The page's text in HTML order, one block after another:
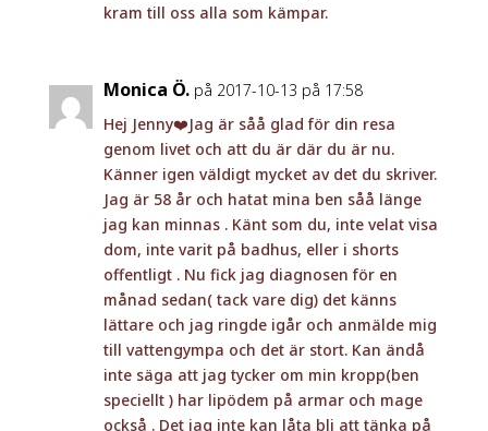
kram till oss alla som kämpar.
Monica Ö. på 2017-10-13 på 17:58
Hej Jenny❤️Jag är såå glad för din resa
genom livet och att du är där du är nu.
Känner igen väldigt mycket av det du skriver.
Jag är 58 år och hatat mina ben såå länge
jag kan minnas . Känt som du, inte velat visa
dom, inte varit på badhus, eller i shorts
offentligt . Nu fick jag diagnosen för en
månad sedan( tack vare dig) det känns
lättare och jag ringde igår och anmälde mig
till vattengympa och det är stort. Kan ändå
inte säga att jag tycker om min kropp(ben
speciellt ) har lipödem på armar och mage
också . Det jag inte kan låta bli att tänka på